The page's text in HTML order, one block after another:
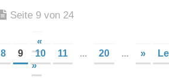
Seite 9 von 24
«
8 9 10 11 ... 20 ... »
»